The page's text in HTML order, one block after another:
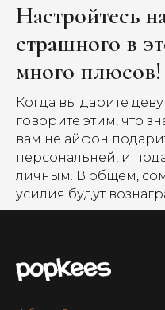
Настройтесь
страшного в
много плюсов!
Когда вы дарите
говорите этим, что
вам не айфон
персональней, и
личным. В общем,
усилия будут
КАТАЛОГ